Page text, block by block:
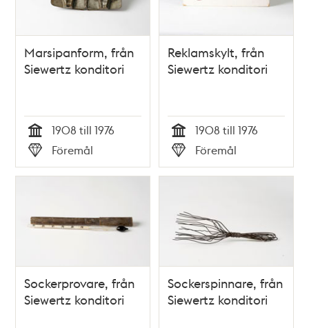
Marsipanform, från
Siewertz konditori
Tid
1908 till 1976
Typ
Föremål
Reklamskylt, från
Siewertz konditori
Tid
1908 till 1976
Typ
Föremål
Sockerprovare, från
Siewertz konditori
Sockerspinnare, från
Siewertz konditori